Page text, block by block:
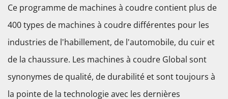
Ce programme de machines à coudre contient plus de
400 types de machines à coudre différentes pour les
industries de l'habillement, de l'automobile, du cuir et
de la chaussure. Les machines à coudre Global sont
synonymes de qualité, de durabilité et sont toujours à
la pointe de la technologie avec les dernières